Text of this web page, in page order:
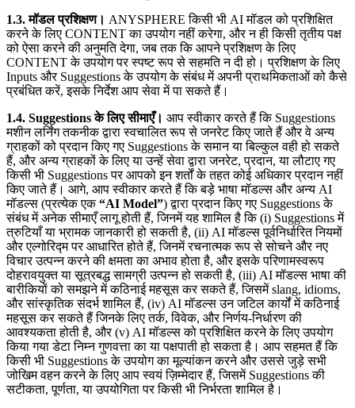
1.3. मॉडल प्रशिक्षण। ANYSPHERE किसी भी AI मॉडल को प्रशिक्षित
करने के लिए CONTENT का उपयोग नहीं करेगा, और न ही किसी तृतीय पक्ष
को ऐसा करने की अनुमति देगा, जब तक कि आपने प्रशिक्षण के लिए
CONTENT के उपयोग पर स्पष्ट रूप से सहमति न दी हो। प्रशिक्षण के लिए
Inputs और Suggestions के उपयोग के संबंध में अपनी प्राथमिकताओं को कैसे
प्रबंधित करें, इसके निर्देश आप सेवा में पा सकते हैं।
1.4. Suggestions के लिए सीमाएँ। आप स्वीकार करते हैं कि Suggestions
मशीन लर्निंग तकनीक द्वारा स्वचालित रूप से जनरेट किए जाते हैं और वे अन्य
ग्राहकों को प्रदान किए गए Suggestions के समान या बिल्कुल वही हो सकते
हैं, और अन्य ग्राहकों के लिए या उन्हें सेवा द्वारा जनरेट, प्रदान, या लौटाए गए
किसी भी Suggestions पर आपको इन शर्तों के तहत कोई अधिकार प्रदान नहीं
किए जाते हैं। आगे, आप स्वीकार करते हैं कि बड़े भाषा मॉडल्स और अन्य AI
मॉडल्स (प्रत्येक एक“AI Model”) द्वारा प्रदान किए गए Suggestions के
संबंध में अनेक सीमाएँ लागू होती हैं, जिनमें यह शामिल है कि (i) Suggestions में
त्रुटियाँ या भ्रामक जानकारी हो सकती है, (ii) AI मॉडल्स पूर्वनिर्धारित नियमों
और एल्गोरिद्म पर आधारित होते हैं, जिनमें रचनात्मक रूप से सोचने और नए
विचार उत्पन्न करने की क्षमता का अभाव होता है, और इसके परिणामस्वरूप
दोहरावयुक्त या सूत्रबद्ध सामग्री उत्पन्न हो सकती है, (iii) AI मॉडल्स भाषा की
बारीकियों को समझने में कठिनाई महसूस कर सकते हैं, जिसमें slang, idioms,
और सांस्कृतिक संदर्भ शामिल हैं, (iv) AI मॉडल्स उन जटिल कार्यों में कठिनाई
महसूस कर सकते हैं जिनके लिए तर्क, विवेक, और निर्णय-निर्धारण की
आवश्यकता होती है, और (v) AI मॉडल्स को प्रशिक्षित करने के लिए उपयोग
किया गया डेटा निम्न गुणवत्ता का या पक्षपाती हो सकता है। आप सहमत हैं कि
किसी भी Suggestions के उपयोग का मूल्यांकन करने और उससे जुड़े सभी
जोखिम वहन करने के लिए आप स्वयं ज़िम्मेदार हैं, जिसमें Suggestions की
सटीकता, पूर्णता, या उपयोगिता पर किसी भी निर्भरता शामिल है।